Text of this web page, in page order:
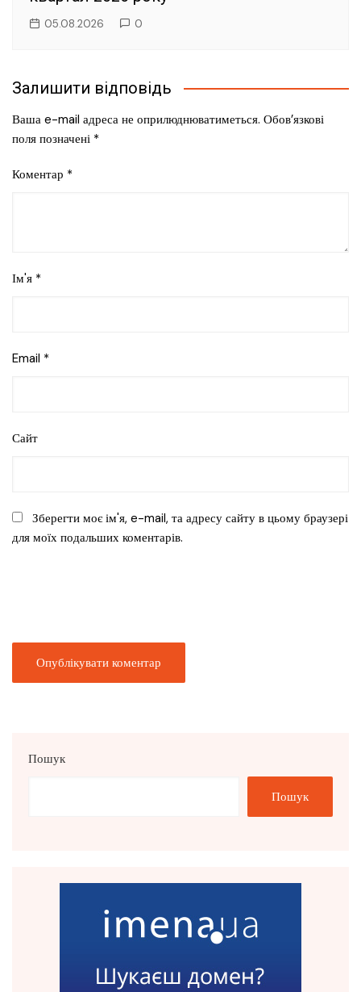
05.08.2026 0
Залишити відповідь
Ваша e-mail адреса не оприлюднюватиметься. Обов’язкові
поля позначені *
Коментар *
Ім'я *
Email *
Сайт
Зберегти моє ім'я, e-mail, та адресу сайту в цьому браузері
для моїх подальших коментарів.
Пошук
Пошук